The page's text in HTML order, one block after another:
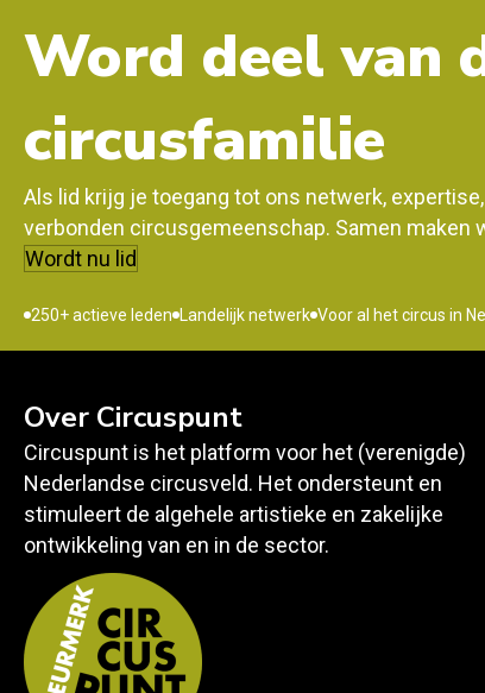
Word deel van
circusfamilie
Als lid krijg je toegang tot ons netwerk,
verbonden circusgemeenschap. Samen maken
Wordt nu lid
250+ actieve leden Landelijk netwerk Voor al het circus in
Over Circuspunt
Circuspunt is het platform voor het (verenigde)
Nederlandse circusveld. Het ondersteunt en
stimuleert de algehele artistieke en zakelijke
ontwikkeling van en in de sector.